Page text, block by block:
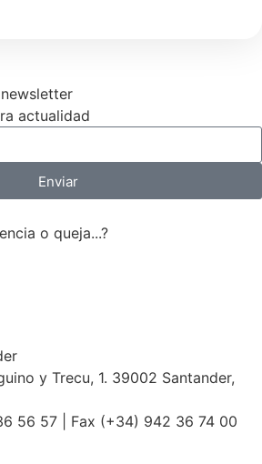
actualidad
Enviar
o queja...?
y Trecu, 1. 39002 Santander,
56 57 | Fax (+34) 942 36 74 00